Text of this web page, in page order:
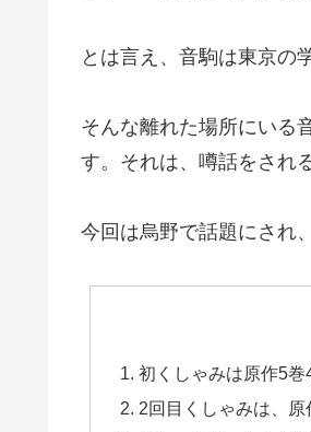
とは言え、音駒は東京の
そんな離れた場所にいる
す。それは、噂話をされ
今回は烏野で話題にされ
初くしゃみは原作5
2回目くしゃみは、